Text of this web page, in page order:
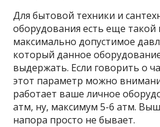
Для бытовой техники и
оборудования есть еще такой
максимально допустимое
который данное
выдержать. Если говорить о
этот параметр можно
работает ваше личное
атм, ну, максимум 5-6 атм.
напора просто не бывает.